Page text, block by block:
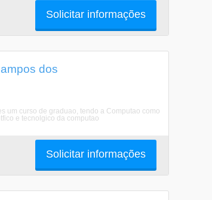
Solicitar informações
dos
um curso de graduao, tendo a Computao como
e tecnolgico da computao
Solicitar informações